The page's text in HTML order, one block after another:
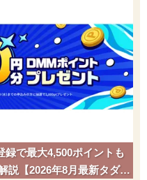
録で最大4,500ポイントも
説【2026年8月最新タダポ